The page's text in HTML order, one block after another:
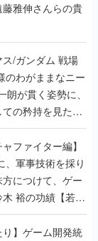
雅伸さんらの貴
ンダム 戦場
のわがままなニー
が貫く姿勢に、
の矜持を見た
ファイター編】
、軍事技術を採り
につけて、ゲー
裕の功績【若ゲ
り】ゲーム開発統